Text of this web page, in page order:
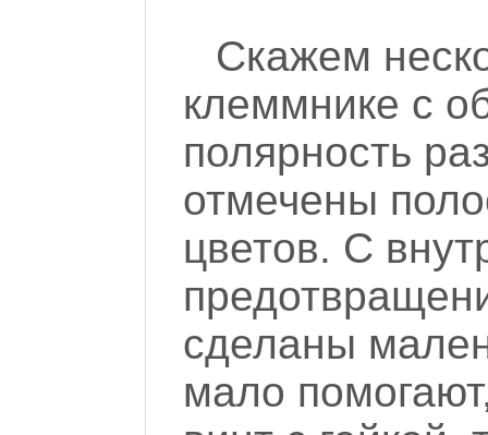
Скажем
клеммнике с
полярность
отмечены
цветов. С
сделаны
мало